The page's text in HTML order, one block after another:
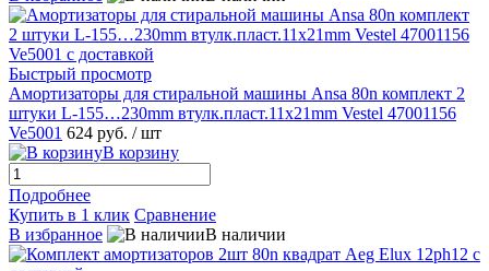
Быстрый просмотр
Амортизаторы для стиральной машины Ansa 80n комплект 2
штуки L-155…230mm втулк.пласт.11x21mm Vestel 47001156
Ve5001 624 руб. / шт
В корзину
Подробнее
Купить в 1 клик Сравнение
В избранное
В наличии